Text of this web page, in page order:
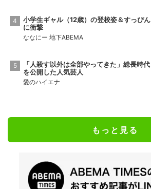
小学生ギャル（12歳）の登校姿＆すっぴん
に衝撃
ななにー 地下ABEMA
「人殺す以外は全部やってきた」総長時代
を公開した人気芸人
愛のハイエナ
もっと見る